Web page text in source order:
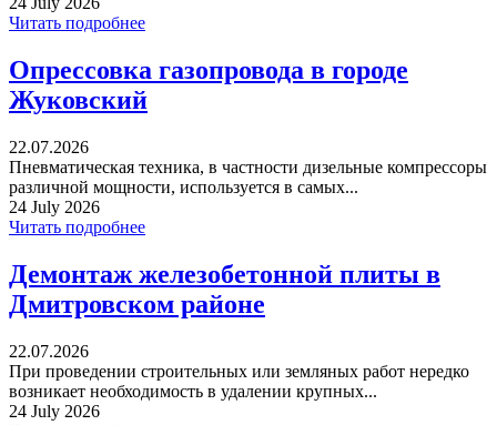
Читать подробнее
Опрессовка газопровода в городе
Жуковский
22.07.2026
Пневматическая техника, в частности дизельные компрессоры
различной мощности, используется в самых...
24 July 2026
Читать подробнее
Демонтаж железобетонной плиты в
Дмитровском районе
22.07.2026
При проведении строительных или земляных работ нередко
возникает необходимость в удалении крупных...
24 July 2026